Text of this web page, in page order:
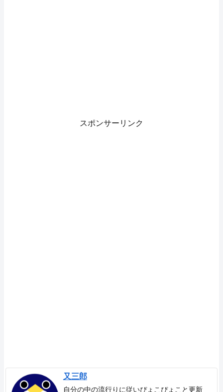
スポンサーリンク
又三郎
自分の中の流行りに従いぴょこぴょこと更新